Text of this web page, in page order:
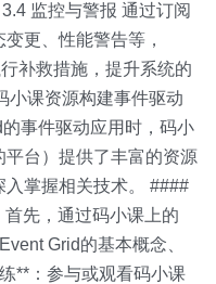
监控与警报 通过订阅
更、性能警告等，
补救措施，提升系统的
小课资源构建事件驱动
事件驱动应用时，码小
台）提供了丰富的资源
掌握相关技术。 ####
先，通过码小课上的
Grid的基本概念、
**：参与或观看码小课